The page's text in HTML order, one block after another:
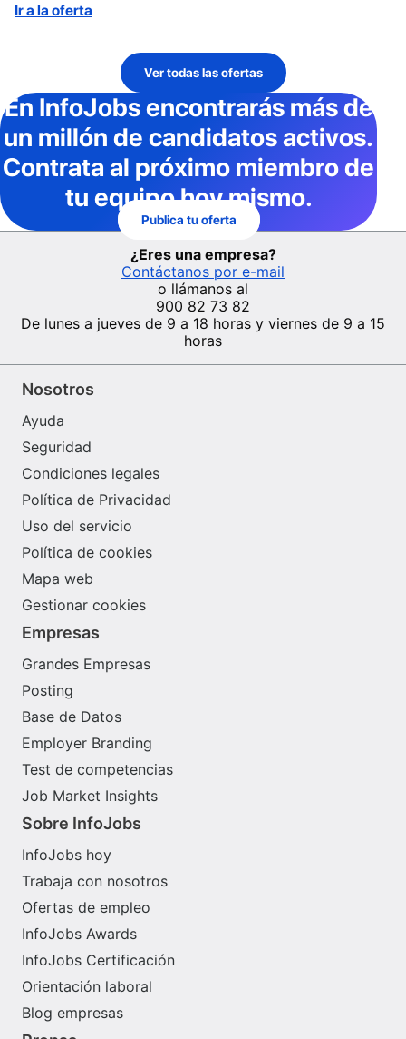
Ir a la oferta
Ver todas las ofertas
En InfoJobsencontrarás más de
un millón de candidatos activos.
Contrata al próximo miembro de
tu equipo hoy mismo.
Publica tu oferta
¿Eres una empresa?
Contáctanos por e-mail
o llámanos al
900 82 73 82
De lunes a jueves de 9 a 18 horas y viernes de 9 a 15
horas
Nosotros
Ayuda
Seguridad
Condiciones legales
Política de Privacidad
Uso del servicio
Política de cookies
Mapa web
Gestionar cookies
Empresas
Grandes Empresas
Posting
Base de Datos
Employer Branding
Test de competencias
Job Market Insights
Sobre InfoJobs
InfoJobs hoy
Trabaja con nosotros
Ofertas de empleo
InfoJobs Awards
InfoJobs Certificación
Orientación laboral
Blog empresas